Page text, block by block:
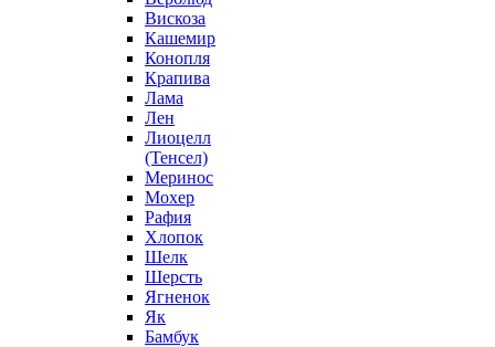
Вискоза
Кашемир
Конопля
Крапива
Лама
Лен
Лиоцелл
(Тенсел)
Меринос
Мохер
Рафия
Хлопок
Шелк
Шерсть
Ягненок
Як
Бамбук